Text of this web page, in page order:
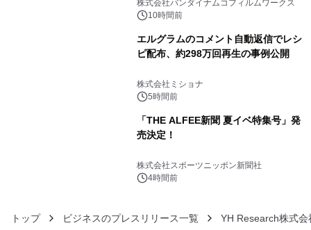
BEYOND POSSIBILITY ―』を上映！
株式会社バンダイナムコフィルムワークス
10時間前
エルグラムのコメント自動返信でレシ
ピ配布、約298万回再生の事例公開
株式会社ミショナ
5時間前
「THE ALFEE新聞 夏イベ特集号」発
売決定！
株式会社スポーツニッポン新聞社
4時間前
トップ ビジネスのプレスリリース一覧 YH Research株式会